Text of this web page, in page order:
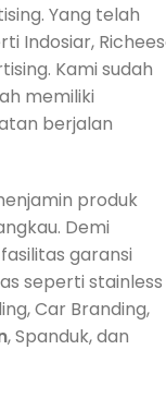
Yang telah
Indosiar,
Kami sudah
memiliki
berjalan
produk
Demi
garansi
seperti stainless
Car Branding,
, Spanduk, dan